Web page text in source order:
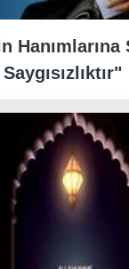
Hanımlarına